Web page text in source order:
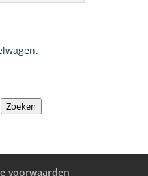
Zoeken
voorwaarden